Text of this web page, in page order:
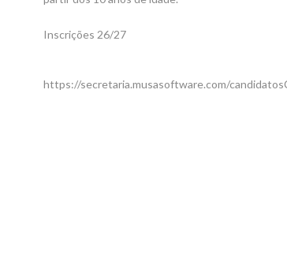
Inscrições 26/27
https://secretaria.musasoftware.com/